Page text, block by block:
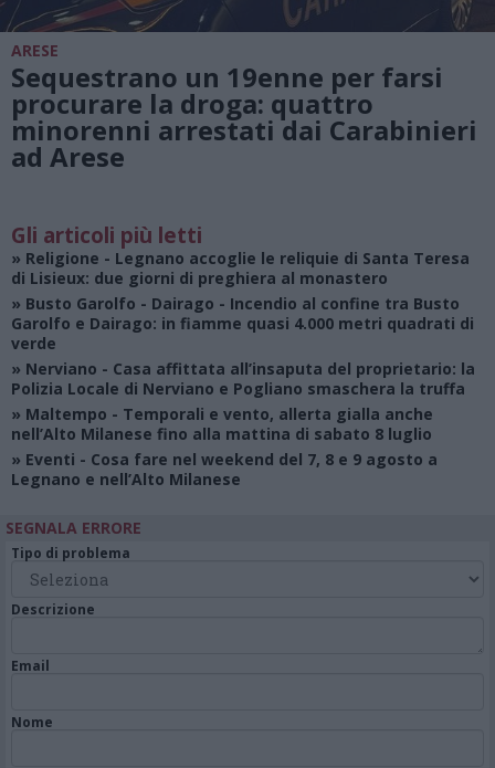
ARESE
Sequestrano un 19enne per farsi
procurare la droga: quattro
minorenni arrestati dai Carabinieri
ad Arese
Gli articoli più letti
» Religione - Legnano accoglie le reliquie di Santa Teresa
di Lisieux: due giorni di preghiera al monastero
» Busto Garolfo - Dairago - Incendio al confine tra Busto
Garolfo e Dairago: in fiamme quasi 4.000 metri quadrati di
verde
» Nerviano - Casa affittata all’insaputa del proprietario: la
Polizia Locale di Nerviano e Pogliano smaschera la truffa
» Maltempo - Temporali e vento, allerta gialla anche
nell’Alto Milanese fino alla mattina di sabato 8 luglio
» Eventi - Cosa fare nel weekend del 7, 8 e 9 agosto a
Legnano e nell’Alto Milanese
SEGNALA ERRORE
Tipo di problema
Descrizione
Email
Nome